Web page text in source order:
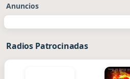
Anuncios
Radios Patrocinadas